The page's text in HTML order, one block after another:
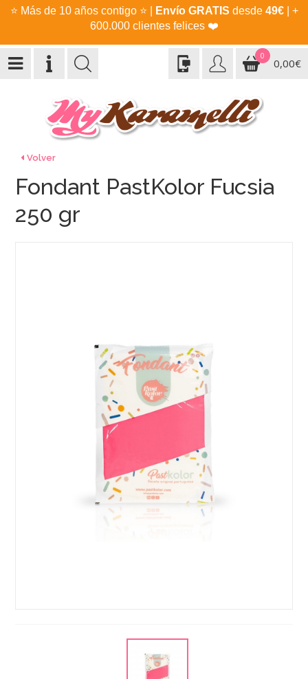
⭐ Más de 10 años contigo ⭐ Envío GRATIS desde 49€| +
600.000 clientes felices ❤️
0
0,00€
Volver
Fondant PastKolor Fucsia
250 gr